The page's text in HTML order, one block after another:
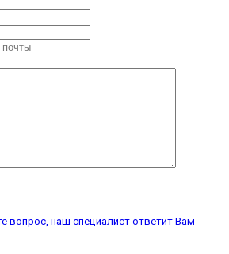
вопрос, наш специалист ответит Вам